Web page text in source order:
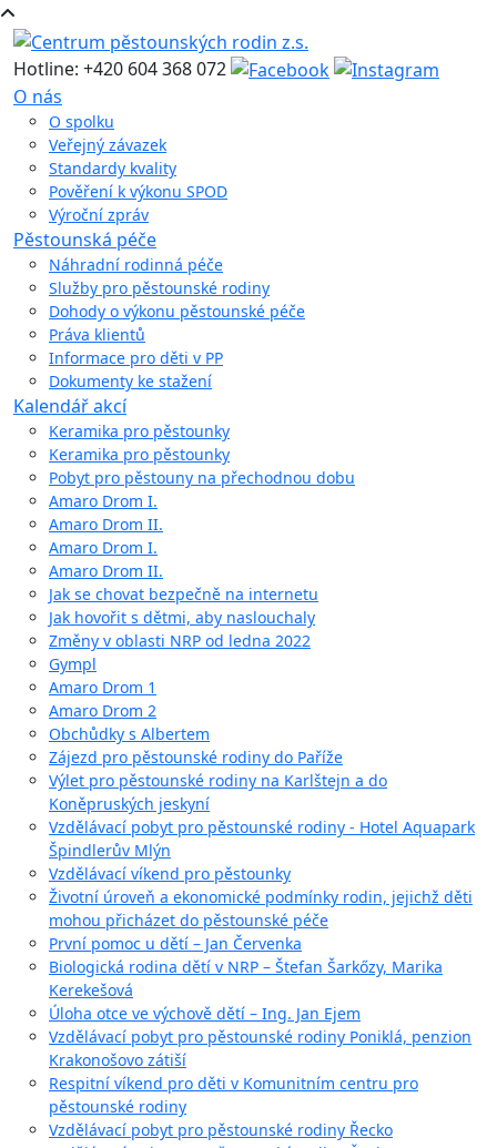
Hotline: +420 604 368 072
O nás
O spolku
Veřejný závazek
Standardy kvality
Pověření k výkonu SPOD
Výroční zpráv
Pěstounská péče
Náhradní rodinná péče
Služby pro pěstounské rodiny
Dohody o výkonu pěstounské péče
Práva klientů
Informace pro děti v PP
Dokumenty ke stažení
Kalendář akcí
Keramika pro pěstounky
Keramika pro pěstounky
Pobyt pro pěstouny na přechodnou dobu
Amaro Drom I.
Amaro Drom II.
Amaro Drom I.
Amaro Drom II.
Jak se chovat bezpečně na internetu
Jak hovořit s dětmi, aby naslouchaly
Změny v oblasti NRP od ledna 2022
Gympl
Amaro Drom 1
Amaro Drom 2
Obchůdky s Albertem
Zájezd pro pěstounské rodiny do Paříže
Výlet pro pěstounské rodiny na Karlštejn a do
Koněpruských jeskyní
Vzdělávací pobyt pro pěstounské rodiny - Hotel Aquapark
Špindlerův Mlýn
Vzdělávací víkend pro pěstounky
Životní úroveň a ekonomické podmínky rodin, jejichž děti
mohou přicházet do pěstounské péče
První pomoc u dětí – Jan Červenka
Biologická rodina dětí v NRP – Štefan Šarkőzy, Marika
Kerekešová
Úloha otce ve výchově dětí – Ing. Jan Ejem
Vzdělávací pobyt pro pěstounské rodiny Poniklá, penzion
Krakonošovo zátiší
Respitní víkend pro děti v Komunitním centru pro
pěstounské rodiny
Vzdělávací pobyt pro pěstounské rodiny Řecko